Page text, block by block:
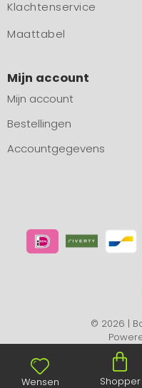
Klachtenservice
Maattabel
Mijn account
Mijn account
Bestellingen
Accountgegevens
© 2026 |
Wensen Shopper